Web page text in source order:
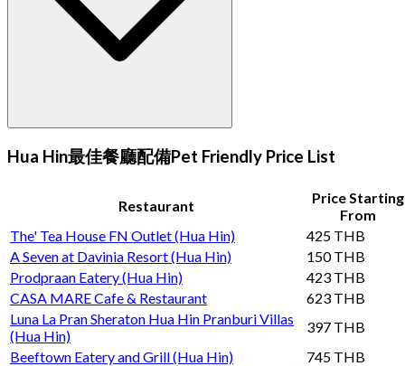
Hua Hin最佳餐廳配備Pet Friendly Price List
Restaurant
Price Starting
From
The' Tea House FN Outlet (Hua Hin)
425 THB
A Seven at Davinia Resort (Hua Hin)
150 THB
Prodpraan Eatery (Hua Hin)
423 THB
CASA MARE Cafe & Restaurant
623 THB
Luna La Pran Sheraton Hua Hin Pranburi Villas
(Hua Hin)
397 THB
Beeftown Eatery and Grill (Hua Hin)
745 THB